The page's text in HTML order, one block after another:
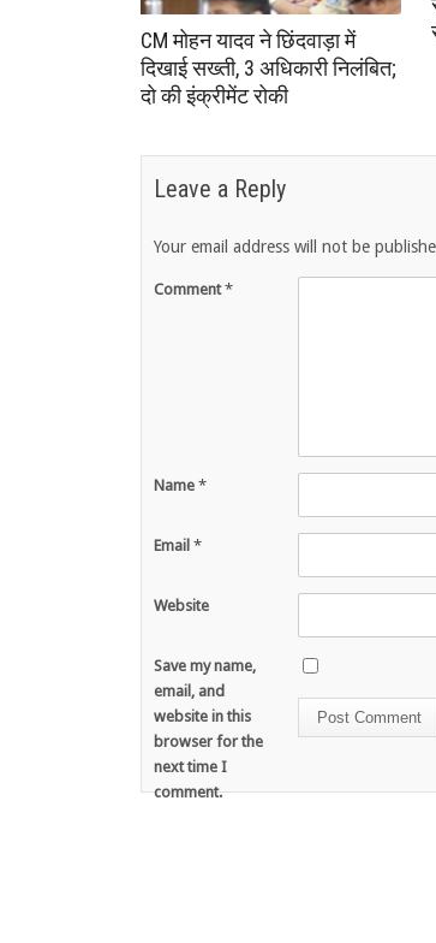
CM मोहन यादव ने छिंदवाड़ा में
दिखाई सख्ती, 3 अधिकारी निलंबित;
दो की इंक्रीमेंट रोकी
Leave a Reply
Your email address will not be
Comment*
Name *
Email *
Website
Save my name,
email, and
website in this
browser for the
next time I
comment.